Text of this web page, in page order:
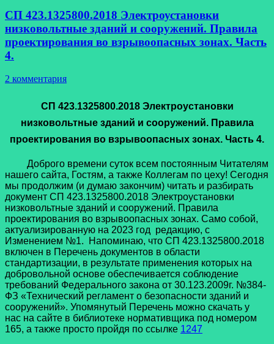
СП 423.1325800.2018 Электроустановки
низковольтные зданий и сооружений. Правила
проектирования во взрывоопасных зонах. Часть
4.
2 комментария
СП 423.1325800.2018 Электроустановки
низковольтные зданий и сооружений. Правила
проектирования во взрывоопасных зонах. Часть 4.
Доброго времени суток всем постоянным Читателям
нашего сайта, Гостям, а также Коллегам по цеху! Сегодня
мы продолжим (и думаю закончим) читать и разбирать
документ СП 423.1325800.2018 Электроустановки
низковольтные зданий и сооружений. Правила
проектирования во взрывоопасных зонах. Само собой,
актуализированную на 2023 год редакцию, с
Изменением №1. Напоминаю, что СП 423.1325800.2018
включен в Перечень документов в области
стандартизации, в результате применения которых на
добровольной основе обеспечивается соблюдение
требований Федерального закона от 30.123.2009г. №384-
ФЗ «Технический регламент о безопасности зданий и
сооружений». Упомянутый Перечень можно скачать у
нас на сайте в библиотеке нормативщика под номером
165, а также просто пройдя по ссылке 1247